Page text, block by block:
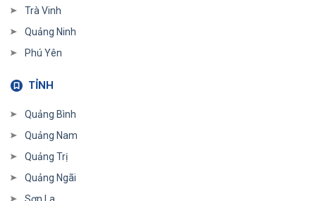
Trà Vinh
Quảng Ninh
Phú Yên
TỈNH
Quảng Bình
Quảng Nam
Quảng Trị
Quảng Ngãi